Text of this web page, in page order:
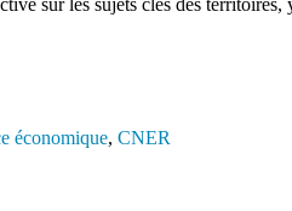
sur les sujets clés des territoires,
économique, CNER